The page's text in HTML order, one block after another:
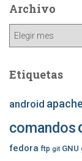
Archivo
Archivo
Etiquetas
android apache
comandos
fedora ftp git GNU